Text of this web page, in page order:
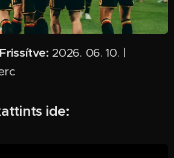
Frissítve: 2026. 06. 10. |
✅
ide: